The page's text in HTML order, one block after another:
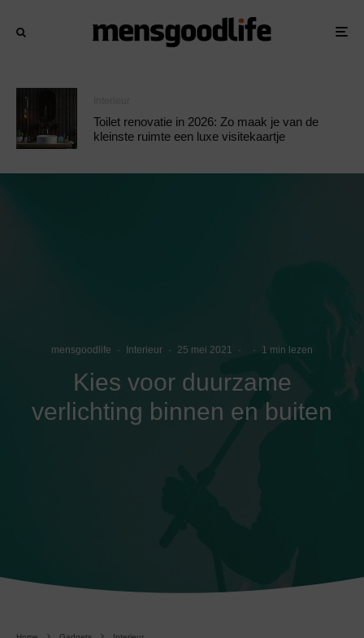
Toilet renovatie in 2026: Zo maak je van de
kleinste ruimte een luxe visitekaartje
mensgoodlife · Interieur · 25 mei 2021 · · 1 min lezen
Kies voor duurzame
verlichting binnen en buiten